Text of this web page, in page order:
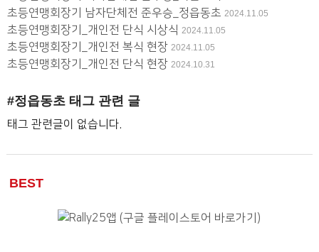
용
초등연맹회장기 남자단체전 준우승_정읍동초 2024.11.05
초등연맹회장기_개인전 단식 시상식 2024.11.05
초등연맹회장기_개인전 복식 현장 2024.11.05
초등연맹회장기_개인전 단식 현장 2024.10.31
#정읍동초 태그 관련 글
태그 관련글이 없습니다.
BEST